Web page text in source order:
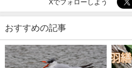
Xでフォローしよう
おすすめの記事